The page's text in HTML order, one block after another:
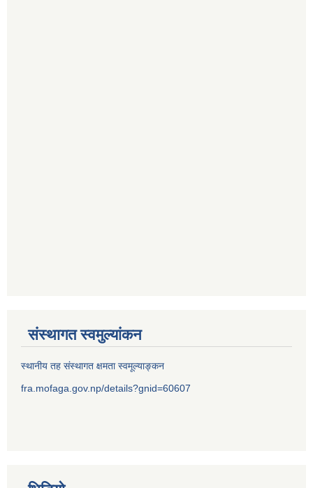
संस्थागत स्वमुल्यांकन
स्थानीय तह संस्थागत क्षमता स्वमूल्याङ्कन
fra.mofaga.gov.np/details?gnid=60607